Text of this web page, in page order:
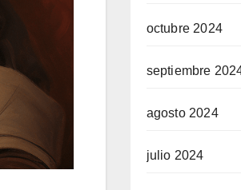
octubre 2024
septiembre
agosto 2024
julio 2024